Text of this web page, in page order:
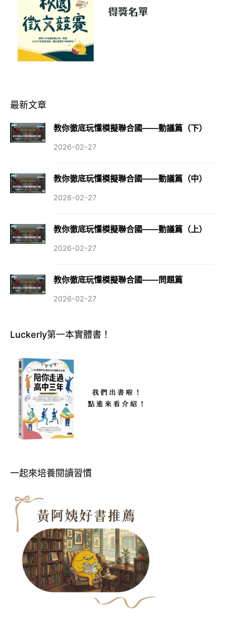
最新文章
教你徹底玩懂模擬聯合國——動議篇（下）
2026-02-27
教你徹底玩懂模擬聯合國——動議篇（中）
2026-02-27
教你徹底玩懂模擬聯合國——動議篇（上）
2026-02-27
教你徹底玩懂模擬聯合國——問題篇
2026-02-27
Luckerly第一本實體書！
一起來培養閱讀習慣